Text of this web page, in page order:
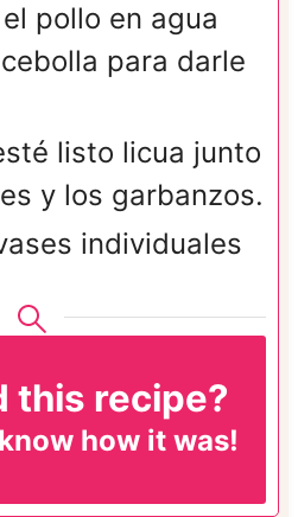
pollo en agua
para darle
listo licua junto
y los garbanzos.
individuales
this recipe?
how it was!